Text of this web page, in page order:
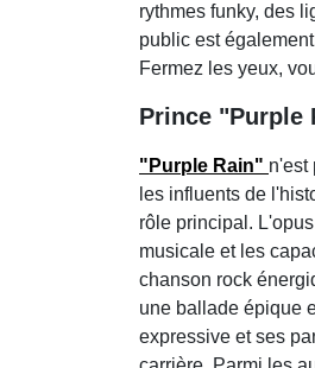
rythmes funky, des
public est
Fermez les yeux,
Prince "Purple
"Purple Rain" n'est
les influents de
rôle principal.
musicale et les
chanson rock
une ballade épique
expressive et ses